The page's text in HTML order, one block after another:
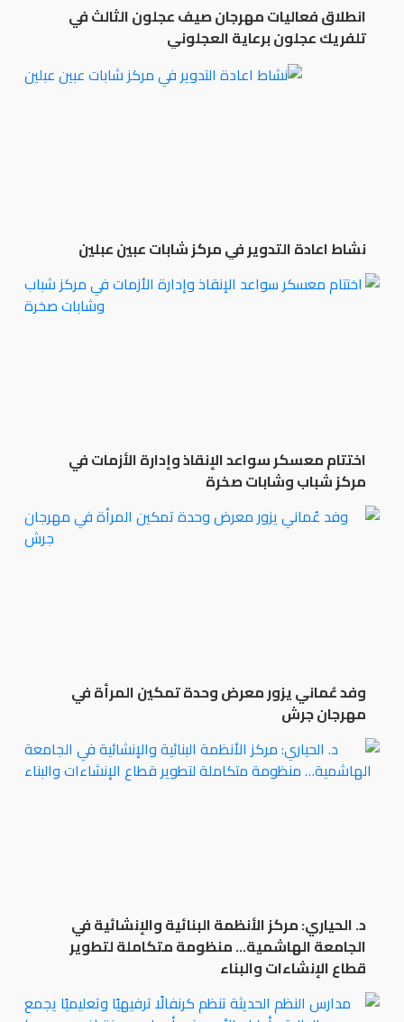
انطلاق فعاليات مهرجان صيف عجلون الثالث في
تلفريك عجلون برعاية العجلوني
نشاط اعادة التدوير في مركز شابات عبين عبلين
اختتام معسكر سواعد الإنقاذ وإدارة الأزمات في
مركز شباب وشابات صخرة
وفد عُماني يزور معرض وحدة تمكين المرأة في
مهرجان جرش
د. الحياري: مركز الأنظمة البنائية والإنشائية في
الجامعة الهاشمية… منظومة متكاملة لتطوير
قطاع الإنشاءات والبناء